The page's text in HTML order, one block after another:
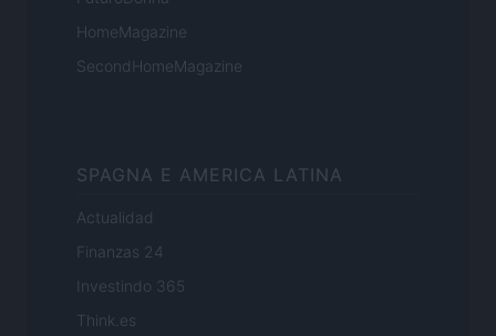
HomeMagazine
SecondHomeMagazine
SPAGNA E AMERICA LATINA
Actualidad
Finanzas 24
Investindo 365
Think.es